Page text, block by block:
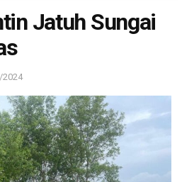
Jatuh Sungai